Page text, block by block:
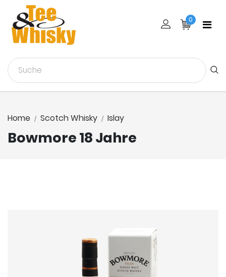
0
Bowmore 18 Jahre
Home Scotch Whisky Islay